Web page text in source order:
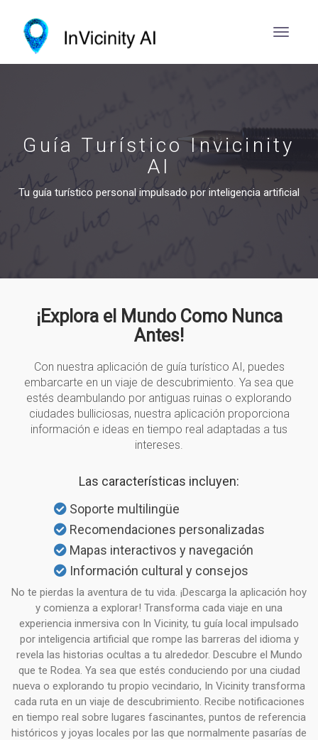
Guía Turístico Invicinity
AI
Tu guía turístico personal impulsado por inteligencia artificial
¡Explora el Mundo Como Nunca
Antes!
Con nuestra aplicación de guía turístico AI, puedes
embarcarte en un viaje de descubrimiento. Ya sea que
estés deambulando por antiguas ruinas o explorando
ciudades bulliciosas, nuestra aplicación proporciona
información e ideas en tiempo real adaptadas a tus
intereses.
Las características incluyen:
Soporte multilingüe
Recomendaciones personalizadas
Mapas interactivos y navegación
Información cultural y consejos
No te pierdas la aventura de tu vida. ¡Descarga la aplicación hoy
y comienza a explorar! Transforma cada viaje en una
experiencia inmersiva con In Vicinity, tu guía local impulsado
por inteligencia artificial que rompe las barreras del idioma y
revela las historias ocultas a tu alrededor. Descubre el Mundo
que te Rodea. Ya sea que estés conduciendo por una ciudad
nueva o explorando tu propio vecindario, In Vicinity transforma
cada ruta en un viaje de descubrimiento. Recibe notificaciones
en tiempo real sobre lugares fascinantes, puntos de referencia
históricos y joyas locales por las que normalmente pasarías de